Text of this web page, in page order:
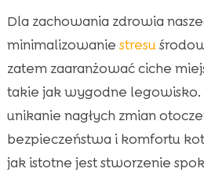
Dla zachowania zdrowia
minimalizowanie stresu
zatem zaaranżować ciche
takie jak wygodne legowisko.
unikanie nagłych zmian
bezpieczeństwa i komfortu
jak istotne jest stworzenie